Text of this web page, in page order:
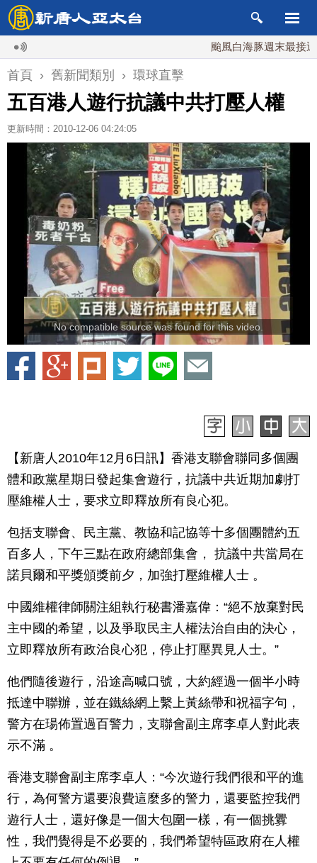
颱風白海豚週末最接近台
首頁 › 舊新聞類別 › 環球直擊
五百港人遊行抗議中共打壓人權
更新時間：2010-12-06 04:24:05
No compatible source was found for this video.
【新唐人2010年12月6日訊】香港支聯會聯同多個團
體和政黨星期日發起集會遊行，抗議中共近期加劇打
壓維權人士，要求立即釋放所有良心犯。
包括支聯會、民主黨、教協和記協等十多個團體約五
百多人，下午三點在政府總部集會， 抗議中共當局在
諾貝爾和平獎頒獎前夕，加強打壓維權人士 。
中國維權律師關注組執行秘書潘嘉偉：“絕不放棄對民
主中國的希望，以及爭取民主人權法治自由的決心，
立即釋放所有政治良心犯，停止打壓異見人士。”
他們隨後遊行，沿途高喊口號，大約經過一個半小時
抵達中聯辦，並在鐵絲網上繫上黃絲帶和祝福字句，
警方在瑒佈置過百警力，支聯會副主席李卓人對此表
示不滿 。
香港支聯會副主席李卓人：“今次遊行我們很和平的進
行，為何警方還要浪費這麼多的警力，還要監控我們
遊行人士，還好像是一個大包圍一樣，有一個挑釁
性，我們覺得是不必要的，我們希望特區政府在人權